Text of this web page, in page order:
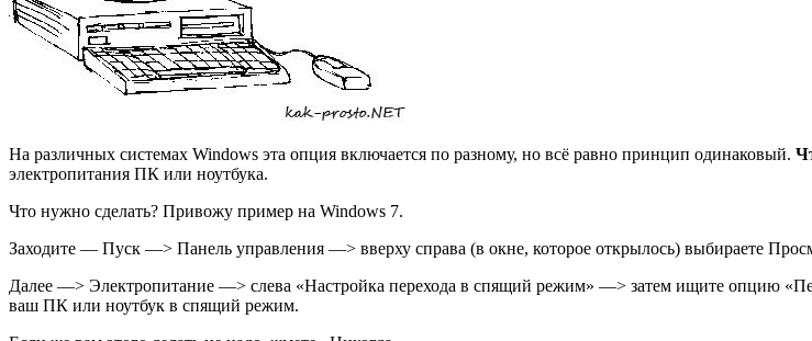
На различных системах Windows эта опция включается по разному, но всё равно принцип одинаковый.
электропитания ПК или ноутбука.
Что нужно сделать? Привожу пример на Windows 7.
Заходите — Пуск —> Панель управления —> вверху справа (в окне, которое открылось) выбираете
Далее —> Электропитание —> слева «Настройка перехода в спящий режим» —> затем ищите опцию
ваш ПК или ноутбук в спящий режим.